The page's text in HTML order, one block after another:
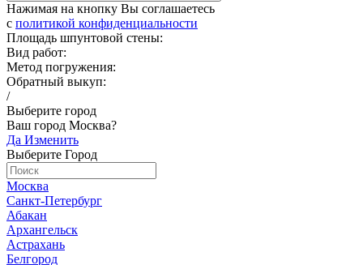
Нажимая на кнопку Вы соглашаетесь
c политикой конфиденциальности
Площадь шпунтовой стены:
Вид работ:
Метод погружения:
Обратный выкуп:
/
Выберите город
Ваш город Москва?
Да Изменить
Выберите Город
Москва
Санкт-Петербург
Абакан
Архангельск
Астрахань
Белгород